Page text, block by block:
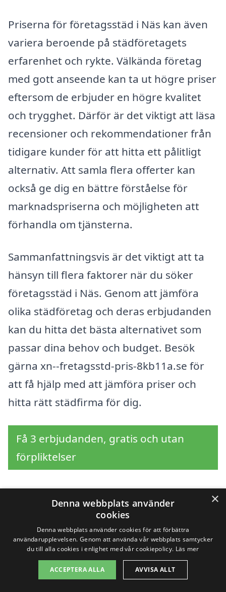
Priserna för företagsstäd i Näs kan även
variera beroende på städföretagets
erfarenhet och rykte. Välkända företag
med gott anseende kan ta ut högre priser
eftersom de erbjuder en högre kvalitet
och trygghet. Därför är det viktigt att läsa
recensioner och rekommendationer från
tidigare kunder för att hitta ett pålitligt
alternativ. Att samla flera offerter kan
också ge dig en bättre förståelse för
marknadspriserna och möjligheten att
förhandla om tjänsterna.
Sammanfattningsvis är det viktigt att ta
hänsyn till flera faktorer när du söker
företagsstäd i Näs. Genom att jämföra
olika städföretag och deras erbjudanden
kan du hitta det bästa alternativet som
passar dina behov och budget. Besök
gärna xn--fretagsstd-pris-8kb11a.se för
att få hjälp med att jämföra priser och
hitta rätt städfirma för dig.
Få 3 erbjudanden, gratis och utan
förpliktelser
Sök efter en
professionell för
företagsstäd i andra
städer nära Näs
×
Denna webbplats använder
cookies
Denna webbplats använder cookies för att förbättra
användarupplevelsen. Genom att använda vår webbplats samtycker
du till alla cookies i enlighet med vår cookiepolicy. Läs mer
ACCEPTERA ALLA AVVISA ALLT